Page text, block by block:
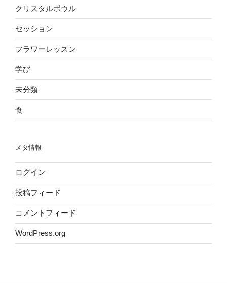
クリスタルボウル
セッション
フラワーレッスン
学び
未分類
食
メタ情報
ログイン
投稿フィード
コメントフィード
WordPress.org